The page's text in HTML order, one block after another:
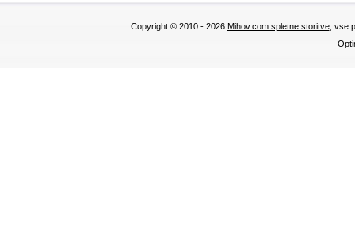
Copyright © 2010 - 2026 Mihov.com spletne storitve, vse